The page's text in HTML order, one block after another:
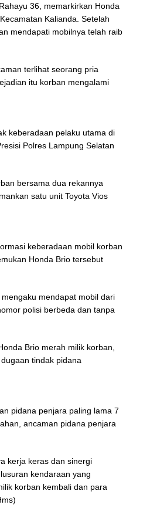
36, memarkirkan Honda
Kalianda. Setelah
mendapati mobilnya telah raib
terlihat seorang pria
itu korban mengalami
keberadaan pelaku utama di
Polres Lampung Selatan
bersama dua rekannya
satu unit Toyota Vios
keberadaan mobil korban
Honda Brio tersebut
mendapat mobil dari
polisi berbeda dan tanpa
Brio merah milik korban,
tindak pidana
pidana penjara paling lama 7
ancaman pidana penjara
kerja keras dan sinergi
kendaraan yang
korban kembali dan para